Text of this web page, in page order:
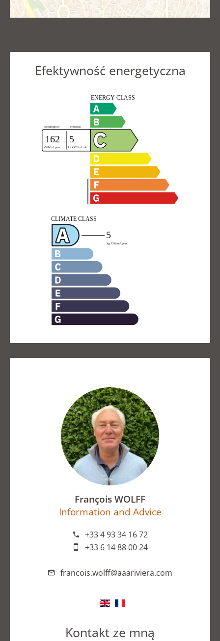
François WOLFF
Information and Advice
+33 4 93 34 16 72
+33 6 14 88 00 24
francois.wolff@aaariviera.com
Kontakt ze mną
Efektywność energetyczna